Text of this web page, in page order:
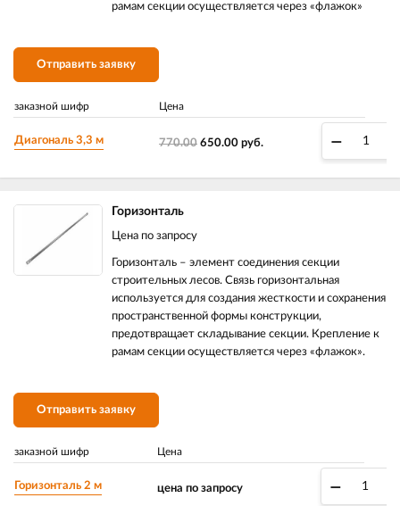
рамам секции осуществляется через «флажок»
Отправить заявку
заказной шифр Цена
Диагональ 3,3 м 770.00 650.00 руб. –
Горизонталь
Цена по запросу
Горизонталь – элемент соединения секции
строительных лесов. Связь горизонтальная
используется для создания жесткости и сохранения
пространственной формы конструкции,
предотвращает складывание секции. Крепление к
рамам секции осуществляется через «флажок».
Отправить заявку
заказной шифр Цена
Горизонталь 2 м цена по запросу –